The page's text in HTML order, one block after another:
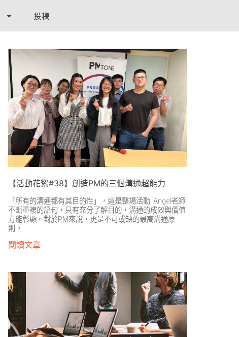
投稿
【活動花絮#38】創造PM的三個溝通超能力
「所有的溝通都有其目的性」，這是整場活動 Angel老師
不斷重複的語句，只有充分了解目的，溝通的成效與價值
方能彰顯。對於PM來說，更是不可或缺的最高溝通原
則。
閱讀文章